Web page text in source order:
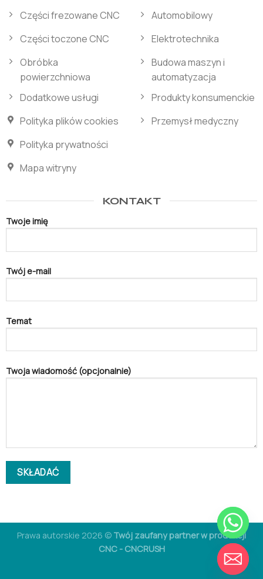
Części frezowane CNC
Części toczone CNC
Obróbka
powierzchniowa
Dodatkowe usługi
Polityka plików cookies
Polityka prywatności
Mapa witryny
Automobilowy
Elektrotechnika
Budowa maszyn i
automatyzacja
Produkty konsumenckie
Przemysł medyczny
KONTAKT
Twoje imię
Twój e-mail
Temat
Twoja wiadomość (opcjonalnie)
Prawa autorskie 2026 © Twój zaufany partner w produkcji
CNC - CNCRUSH
UKRYJ
CZAT